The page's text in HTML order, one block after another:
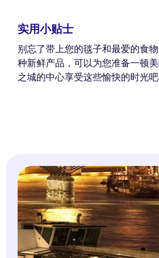
实用小贴士
别忘了带上您的毯子和最爱的食
种新鲜产品，可以为您准备一顿
之城的中心享受这些愉快的时光吧